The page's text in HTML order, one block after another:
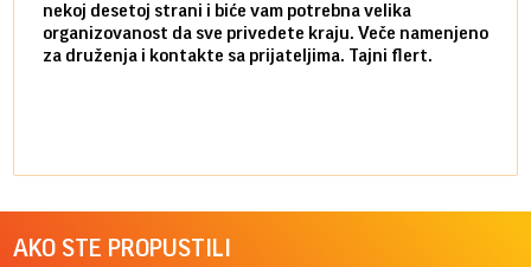
nekoj desetoj strani i biće vam potrebna velika
organizovanost da sve privedete kraju. Veče namenjeno
za druženja i kontakte sa prijateljima. Tajni flert.
AKO STE PROPUSTILI